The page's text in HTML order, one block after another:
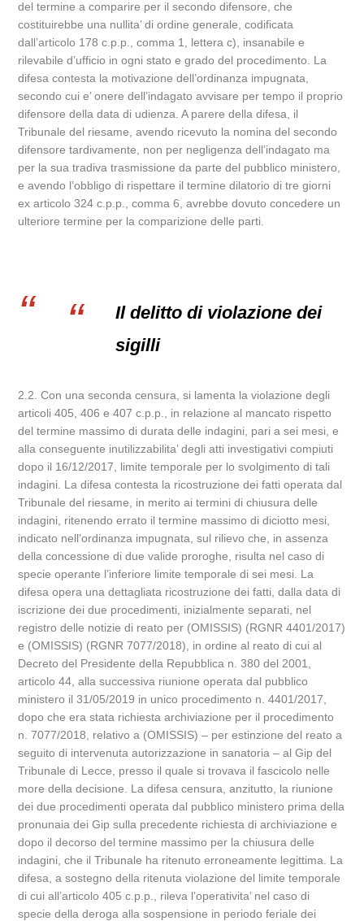
del termine a comparire per il secondo difensore, che
costituirebbe una nullita’ di ordine generale, codificata
dall’articolo 178 c.p.p., comma 1, lettera c), insanabile e
rilevabile d’ufficio in ogni stato e grado del procedimento. La
difesa contesta la motivazione dell’ordinanza impugnata,
secondo cui e’ onere dell’indagato avvisare per tempo il proprio
difensore della data di udienza. A parere della difesa, il
Tribunale del riesame, avendo ricevuto la nomina del secondo
difensore tardivamente, non per negligenza dell’indagato ma
per la sua tradiva trasmissione da parte del pubblico ministero,
e avendo l’obbligo di rispettare il termine dilatorio di tre giorni
ex articolo 324 c.p.p., comma 6, avrebbe dovuto concedere un
ulteriore termine per la comparizione delle parti.
Il delitto di violazione dei
sigilli
2.2. Con una seconda censura, si lamenta la violazione degli
articoli 405, 406 e 407 c.p.p., in relazione al mancato rispetto
del termine massimo di durata delle indagini, pari a sei mesi, e
alla conseguente inutilizzabilita’ degli atti investigativi compiuti
dopo il 16/12/2017, limite temporale per lo svolgimento di tali
indagini. La difesa contesta la ricostruzione dei fatti operata dal
Tribunale del riesame, in merito ai termini di chiusura delle
indagini, ritenendo errato il termine massimo di diciotto mesi,
indicato nell’ordinanza impugnata, sul rilievo che, in assenza
della concessione di due valide proroghe, risulta nel caso di
specie operante l’inferiore limite temporale di sei mesi. La
difesa opera una dettagliata ricostruzione dei fatti, dalla data di
iscrizione dei due procedimenti, inizialmente separati, nel
registro delle notizie di reato per (OMISSIS) (RGNR 4401/2017)
e (OMISSIS) (RGNR 7077/2018), in ordine al reato di cui al
Decreto del Presidente della Repubblica n. 380 del 2001,
articolo 44, alla successiva riunione operata dal pubblico
ministero il 31/05/2019 in unico procedimento n. 4401/2017,
dopo che era stata richiesta archiviazione per il procedimento
n. 7077/2018, relativo a (OMISSIS) – per estinzione del reato a
seguito di intervenuta autorizzazione in sanatoria – al Gip del
Tribunale di Lecce, presso il quale si trovava il fascicolo nelle
more della decisione. La difesa censura, anzitutto, la riunione
dei due procedimenti operata dal pubblico ministero prima della
pronunaia dei Gip sulla precedente richiesta di archiviazione e
dopo il decorso del termine massimo per la chiusura delle
indagini, che il Tribunale ha ritenuto erroneamente legittima. La
difesa, a sostegno della ritenuta violazione del limite temporale
di cui all’articolo 405 c.p.p., rileva l’operativita’ nel caso di
specie della deroga alla sospensione in periodo feriale dei